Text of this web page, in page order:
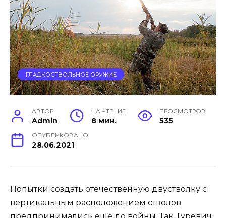
ГЛАДКОСТВОЛЬНОЕ ОРУЖИЕ
АВТОР
Admin
НА ЧТЕНИЕ
8 мин.
ПРОСМОТРОВ
535
ОПУБЛИКОВАНО
28.06.2021
Попытки создать отечественную двустволку с
вертикальным расположением стволов
предпринимались еще до войны. Так, Гуревич